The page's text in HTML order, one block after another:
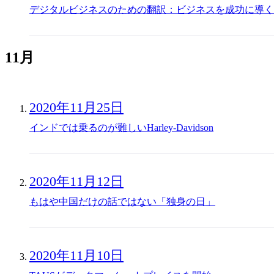
デジタルビジネスのための翻訳：ビジネスを成功に導
11月
2020年11月25日
インドでは乗るのが難しいHarley-Davidson
2020年11月12日
もはや中国だけの話ではない「独身の日」
2020年11月10日